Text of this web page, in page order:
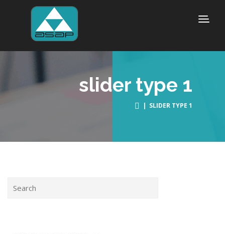
slider type 1
| SLIDER TYPE 1